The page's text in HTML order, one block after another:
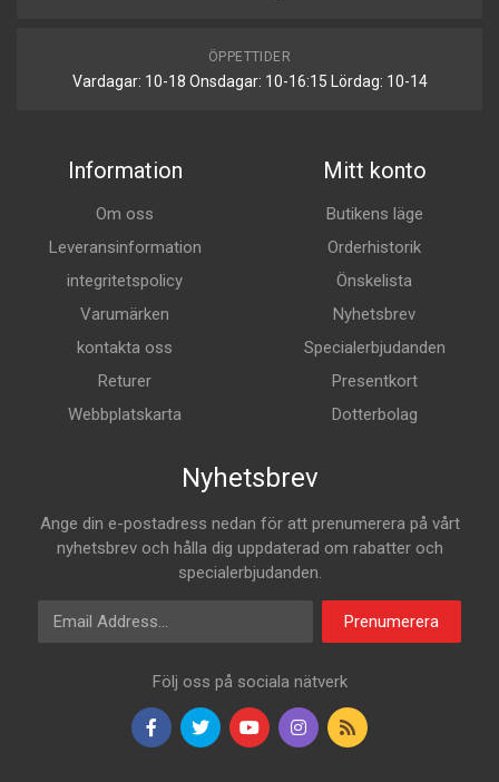
ÖPPETTIDER
Vardagar: 10-18 Onsdagar: 10-16:15 Lördag: 10-14
Information
Om oss
Leveransinformation
integritetspolicy
Varumärken
kontakta oss
Returer
Webbplatskarta
Mitt konto
Butikens läge
Orderhistorik
Önskelista
Nyhetsbrev
Specialerbjudanden
Presentkort
Dotterbolag
Nyhetsbrev
Ange din e-postadress nedan för att prenumerera på vårt
nyhetsbrev och hålla dig uppdaterad om rabatter och
specialerbjudanden.
E-postadress
Prenumerera
Följ oss på sociala nätverk